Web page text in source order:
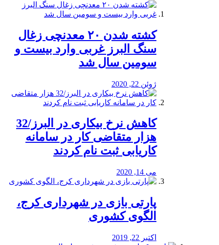
کشته شدن ۲۰ معدنچی زغال
سنگ البرز غربی وارد بیست و
سومین سال شد
ژوئن 22, 2020
کاهش نرخ بیکاری در البرز/32
هزار متقاضی کار در سامانه
کاریابی ثبت نام کردند
می 14, 2020
پارتی بازی در شهرداری کرج،
الگوی کشوری
اکتبر 22, 2019